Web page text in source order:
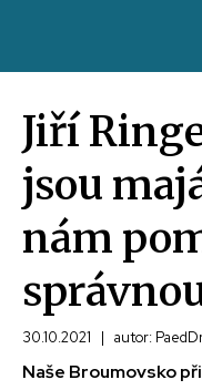
Jiří
jsou
nám
30.10.2021 | autor:
Naše Broumovsko